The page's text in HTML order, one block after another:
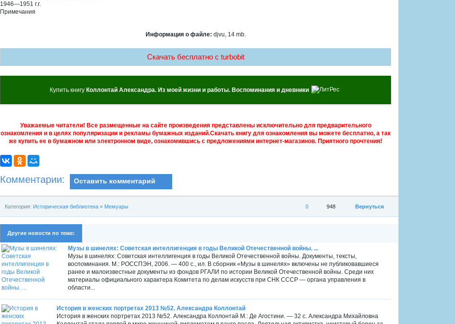
1946—1951 г.г.
Примечания
Информация о файле: djvu, 14 mb.
Скачать бесплатно c turbobit
Купить книгу Коллонтай Александра. Из моей жизни и работы. Воспоминания и дневники
Уважаемые читатели! Все размещенные на сайте произведения представлены исключительно для предварительного
ознакомления и в целях популяризации и рекламы бумажных изданий.Скачать книгу для ознакомления вы можете бесплатно, а так
же купить ее в бумажном или электронном виде, ознакомившись с предложениями интернет-магазинов. Приятного прочтения!
Комментарии: Оставить комментарий
Вернуться
948
0
Категория: Историческая библиотека » Мемуары
Другие новости по теме:
Музы в шинелях: Советская интеллигенция в годы Великой Отечественной войны. ...
Музы в шинелях: Советская интеллигенция в годы Великой Отечественной войны. Документы, тексты,
воспоминания. М.: РОССПЭН, 2006. — 400 с., ил. В сборник «Музы в шинелях» включены не публиковавшиеся
ранее и малоизвестные документы из фондов РГАЛИ по истории Великой Отечественной войны. Среди них
материалы официального характера Комитета по делам искусств при СНК СССР — органа управления в
области...
История в женских портретах 2013 №52. Александра Коллонтай
История в женских портретах 2013 №52. Александра Коллонтай М.: Де Агостини. — 32 с. Александра Михайловна